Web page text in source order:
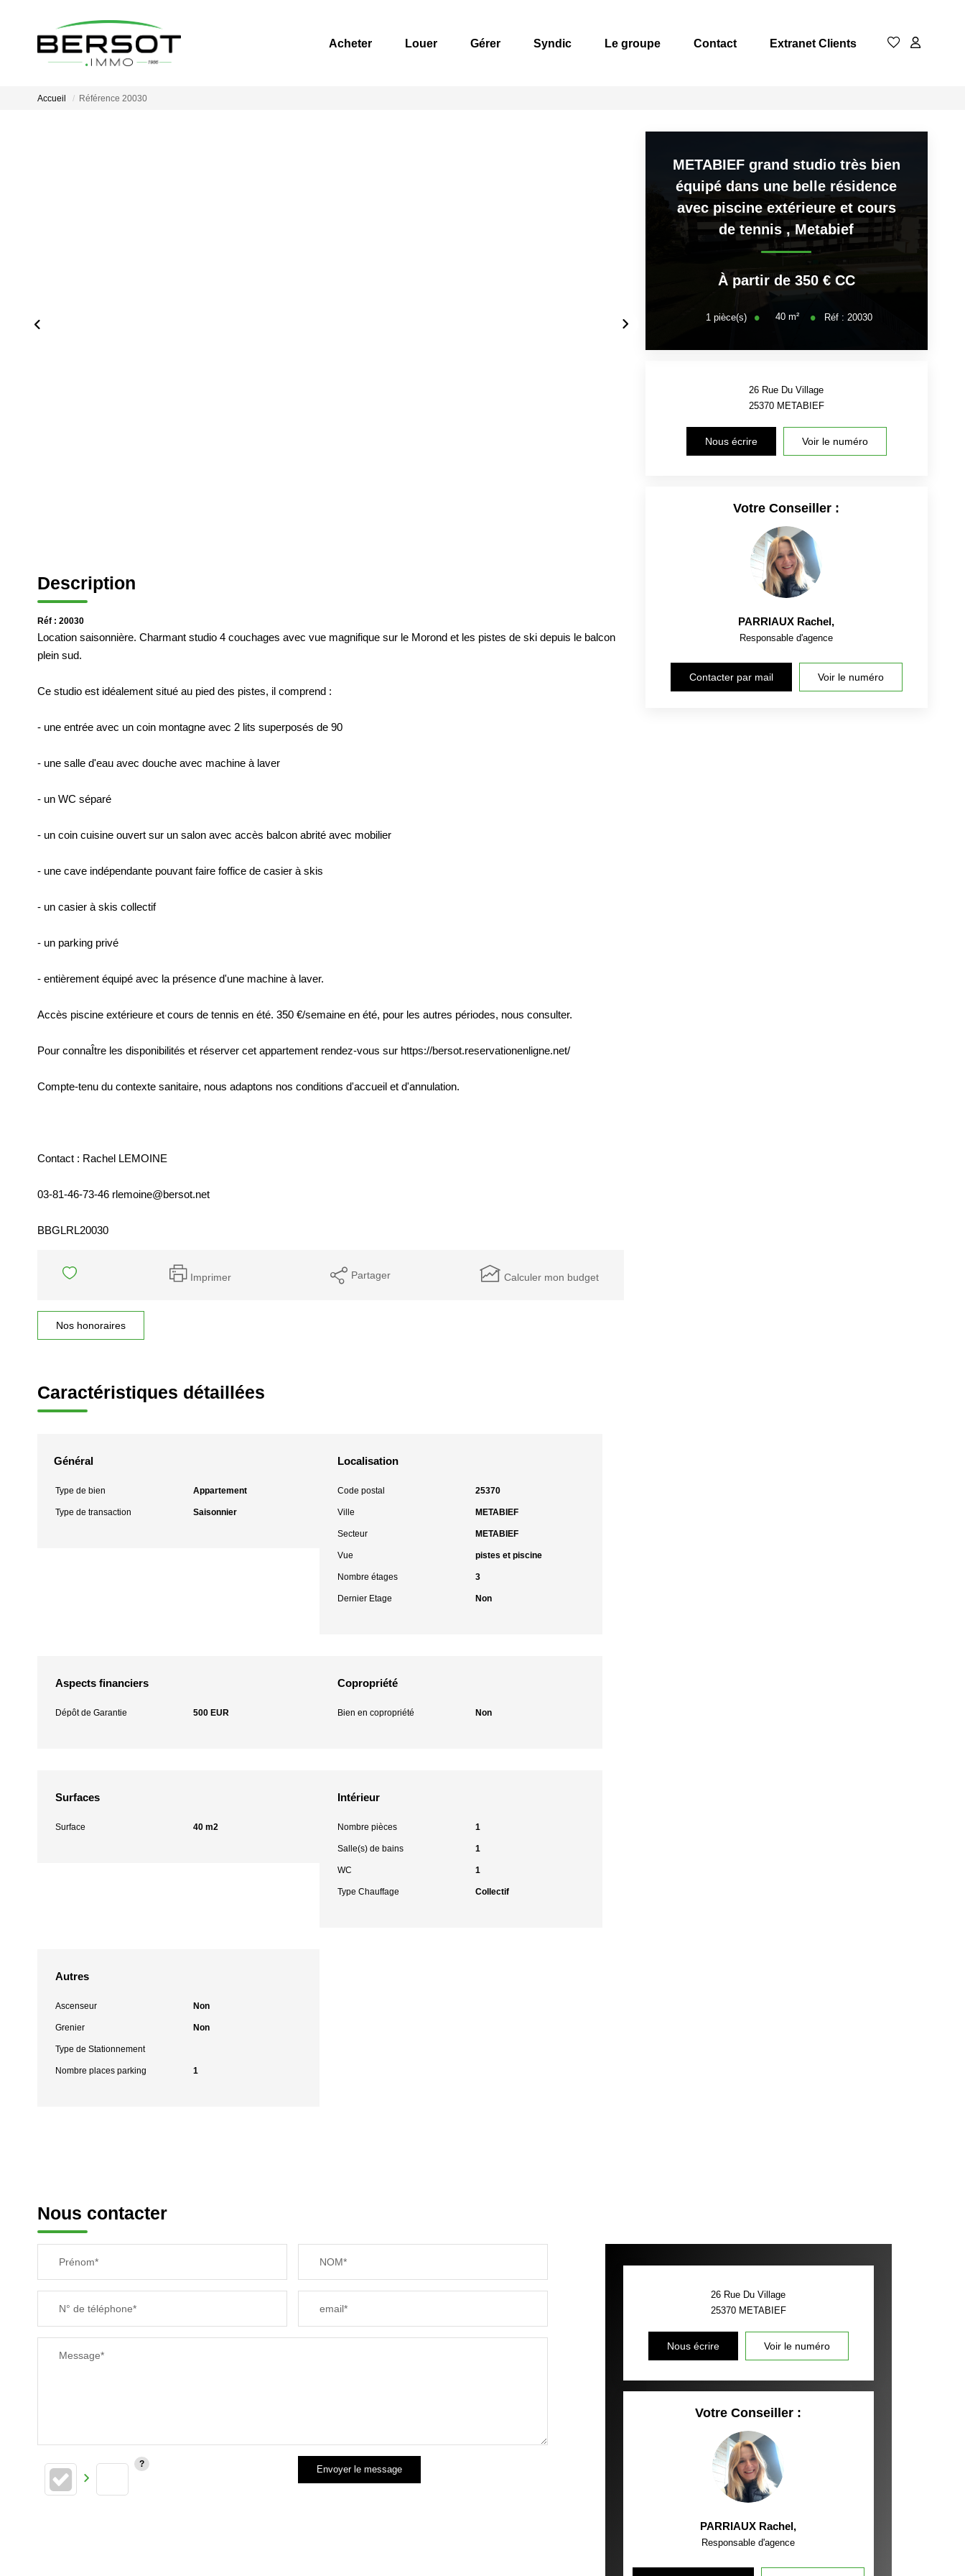
Acheter Louer Gérer Syndic Le groupe Contact Extranet Clients
Accueil Référence 20030
Description
Réf : 20030
Location saisonnière. Charmant studio 4 couchages avec vue magnifique sur le Morond et les pistes de ski depuis le balcon
plein sud.
Ce studio est idéalement situé au pied des pistes, il comprend :
- une entrée avec un coin montagne avec 2 lits superposés de 90
- une salle d'eau avec douche avec machine à laver
- un WC séparé
- un coin cuisine ouvert sur un salon avec accès balcon abrité avec mobilier
- une cave indépendante pouvant faire foffice de casier à skis
- un casier à skis collectif
- un parking privé
- entièrement équipé avec la présence d'une machine à laver.
Accès piscine extérieure et cours de tennis en été. 350 €/semaine en été, pour les autres périodes, nous consulter.
Pour connaÎtre les disponibilités et réserver cet appartement rendez-vous sur https://bersot.reservationenligne.net/
Compte-tenu du contexte sanitaire, nous adaptons nos conditions d'accueil et d'annulation.
Contact : Rachel LEMOINE
03-81-46-73-46 rlemoine@bersot.net
BBGLRL20030
Imprimer Partager Calculer mon budget
Nos honoraires
Caractéristiques détaillées
Général
Type de bien Appartement
Type de transaction Saisonnier
Localisation
Code postal 25370
Ville METABIEF
Secteur METABIEF
Vue pistes et piscine
Nombre étages 3
Dernier Etage Non
Aspects financiers
Dépôt de Garantie 500 EUR
Copropriété
Bien en copropriété Non
Surfaces
Surface 40 m2
Intérieur
Nombre pièces 1
Salle(s) de bains 1
WC 1
Type Chauffage Collectif
Autres
Ascenseur Non
Grenier Non
Type de Stationnement
Nombre places parking 1
METABIEF grand studio très bien
équipé dans une belle résidence
avec piscine extérieure et cours
de tennis,Metabief
À partir de 350 € CC
1pièce(s) 40m² Réf :20030
26 Rue Du Village
25370 METABIEF
Nous écrire Voir le numéro
Votre Conseiller :
PARRIAUX Rachel,
Responsable d'agence
Contacter par mail Voir le numéro
Nous contacter
Prénom* NOM*
N° de téléphone* email*
Message*
Envoyer le message
26 Rue Du Village
25370 METABIEF
Nous écrire Voir le numéro
Votre Conseiller :
PARRIAUX Rachel,
Responsable d'agence